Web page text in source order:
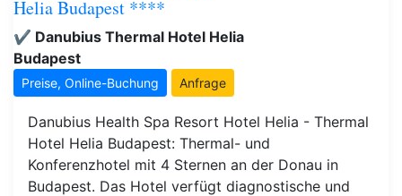
Helia Budapest ****
✔️ Danubius Thermal Hotel Helia
Budapest
Preise, Online-Buchung Anfrage
Danubius Health Spa Resort Hotel Helia - Thermal
Hotel Helia Budapest: Thermal- und
Konferenzhotel mit 4 Sternen an der Donau in
Budapest. Das Hotel verfügt diagnostische und